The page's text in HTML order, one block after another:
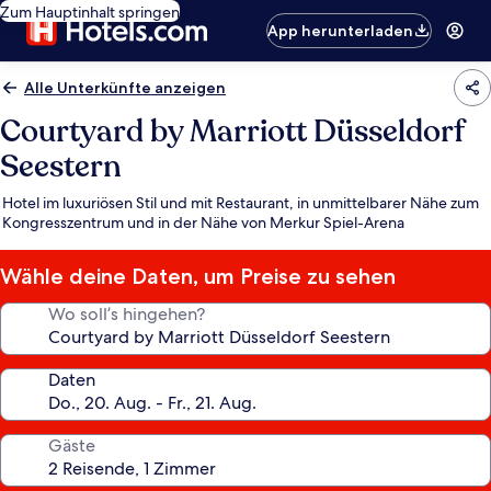
Zum Hauptinhalt springen
App herunterladen
Alle Unterkünfte anzeigen
Courtyard by Marriott Düsseldorf
Seestern
Hotel im luxuriösen Stil und mit Restaurant, in unmittelbarer Nähe zum
Kongresszentrum und in der Nähe von Merkur Spiel-Arena
Wähle deine Daten, um Preise zu sehen
Wo soll’s hingehen?
Daten
Gäste